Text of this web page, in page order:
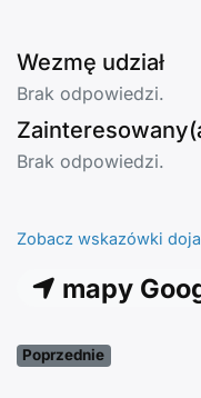
Wezmę udział
Brak odpowiedzi.
Brak odpowiedzi.
Zobacz wskazówki
mapy
Poprzednie